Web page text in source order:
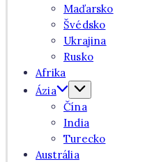
Maďarsko
Švédsko
Ukrajina
Rusko
Afrika
Ázia
Čína
India
Turecko
Austrália